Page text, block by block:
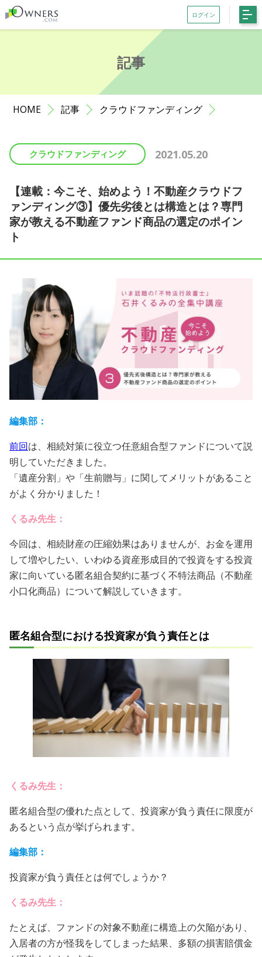
ログイン
会員登録がお済みでない方はこちら
お知らせ
サポート
初めての方へ よくある質問
お問い合わせ
会員規約
プライバシーポリシー
情報セキュリティポリシー
ソーシャルメディアポリシー
反社会的勢力に対する基本方針
電子決済等代行業に係る表示
外部送信、第三者提供、情報収集モジュールの有無
OWNERS.COM API利用規約
ログイン
記事
HOME 記事 クラウドファンディング
クラウドファンディング 2021.05.20
【連載：今こそ、始めよう！不動産クラウドフ
ァンディング③】優先劣後とは構造とは？専門
家が教える不動産ファンド商品の選定のポイン
ト
編集部：
前回は、相続対策に役立つ任意組合型ファンドについて説
明していただきました。
「遺産分割」や「生前贈与」に関してメリットがあること
がよく分かりました！
くるみ先生：
今回は、相続財産の圧縮効果はありませんが、お金を運用
して増やしたい、いわゆる資産形成目的で投資をする投資
家に向いている匿名組合契約に基づく不特法商品（不動産
小口化商品）について解説していきます。
匿名組合型における投資家が負う責任とは
くるみ先生：
匿名組合型の優れた点として、投資家が負う責任に限度が
あるという点が挙げられます。
編集部：
投資家が負う責任とは何でしょうか？
くるみ先生：
たとえば、ファンドの対象不動産に構造上の欠陥があり、
入居者の方が怪我をしてしまった結果、多額の損害賠償金